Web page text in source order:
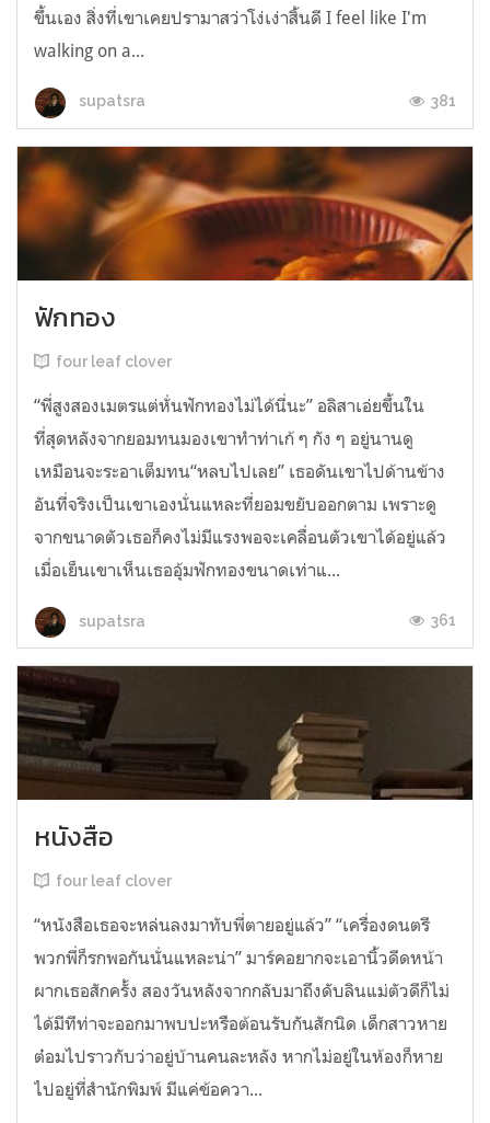
ขึ้นเอง สิ่งที่เขาเคยปรามาสว่าโง่เง่าสิ้นดี I feel like I'm
walking on a...
supatsra 381
ฟักทอง
four leaf clover
“พี่สูงสองเมตรแต่หั่นฟักทองไม่ได้นี่นะ” อลิสาเอ่ยขึ้นใน
ที่สุดหลังจากยอมทนมองเขาทำท่าเก้ ๆ กัง ๆ อยู่นานดู
เหมือนจะระอาเต็มทน“หลบไปเลย” เธอดันเขาไปด้านข้าง
อันที่จริงเป็นเขาเองนั่นแหละที่ยอมขยับออกตาม เพราะดู
จากขนาดตัวเธอก็คงไม่มีแรงพอจะเคลื่อนตัวเขาได้อยู่แล้ว
เมื่อเย็นเขาเห็นเธออุ้มฟักทองขนาดเท่าแ...
supatsra 361
หนังสือ
four leaf clover
“หนังสือเธอจะหล่นลงมาทับพี่ตายอยู่แล้ว” “เครื่องดนตรี
พวกพี่ก็รกพอกันนั่นแหละน่า” มาร์คอยากจะเอานิ้วดีดหน้า
ผากเธอสักครั้ง สองวันหลังจากกลับมาถึงดับลินแม่ตัวดีก็ไม่
ได้มีทีท่าจะออกมาพบปะหรือต้อนรับกันสักนิด เด็กสาวหาย
ต๋อมไปราวกับว่าอยู่บ้านคนละหลัง หากไม่อยู่ในห้องก็หาย
ไปอยู่ที่สำนักพิมพ์ มีแค่ข้อควา...